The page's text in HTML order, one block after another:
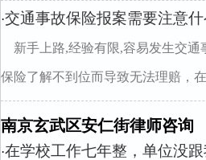
·交通事故保险报案需要注意什
新手上路,经验有限,容易发生交
保险了解不到位而导致无法理赔，
南京玄武区安仁街律师咨询
·在学校工作七年整，单位没